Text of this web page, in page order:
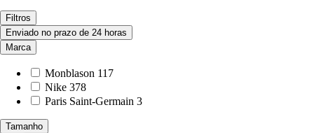
Filtros
Enviado no prazo de 24 horas
Marca
Monblason 117
Nike 378
Paris Saint-Germain 3
Tamanho